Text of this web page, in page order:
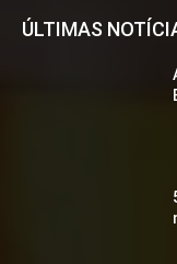
ÚLTIMAS